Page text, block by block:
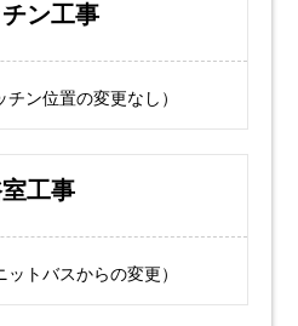
ン工事
チン位置の変更なし）
工事
ットバスからの変更）